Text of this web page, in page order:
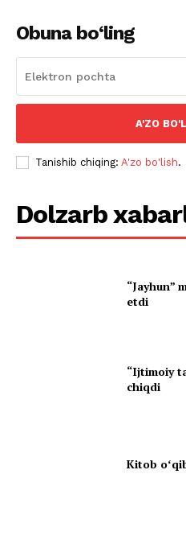
Obuna bo‘ling
A'ZO
Tanishib chiqing: A'zo bo'lish.
Dolzarb
“Jayhun”
etdi
“Ijtimoiy
chiqdi
Kitob